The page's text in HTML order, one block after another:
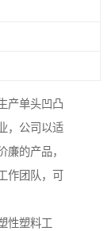
产单头凹凸
，公司以适
的产品，
作团队，可
性塑料工